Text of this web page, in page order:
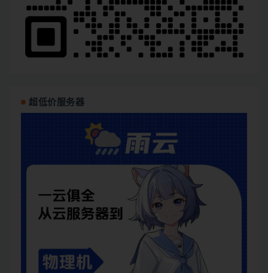
超低价服务器